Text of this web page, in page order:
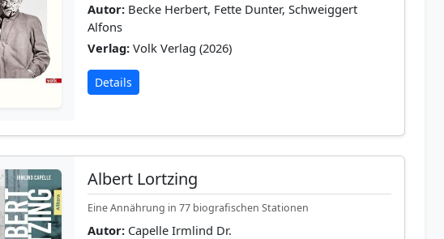
Autor: Becke Herbert, Fette Dunter, Schweiggert
Alfons
Verlag: Volk Verlag (2026)
Details
Albert Lortzing
Eine Annährung in 77 biografischen Stationen
Autor: Capelle Irmlind Dr.